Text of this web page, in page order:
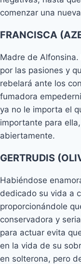
comenzar una
FRANCISCA
Madre de
por las pasiones y
rebelará ante los
fumadora
ya no le importa el
importante para
abiertamente.
GERTRUDIS
Habiéndose
dedicado su vida a
proporcionándole
conservadora y
para actuar evita
en la vida de su
en solterona, pero